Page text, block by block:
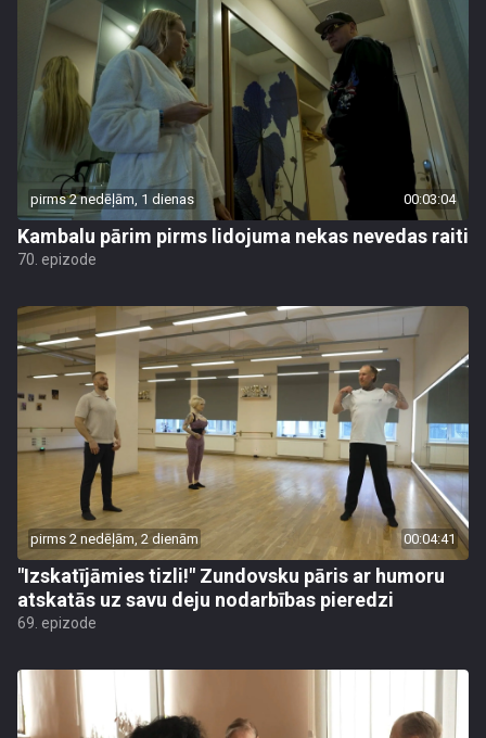
pirms 2 nedēļām, 1 dienas 00:03:04
Kambalu pārim pirms lidojuma nekas nevedas raiti
70. epizode
pirms 2 nedēļām, 2 dienām 00:04:41
"Izskatījāmies tizli!" Zundovsku pāris ar humoru
atskatās uz savu deju nodarbības pieredzi
69. epizode